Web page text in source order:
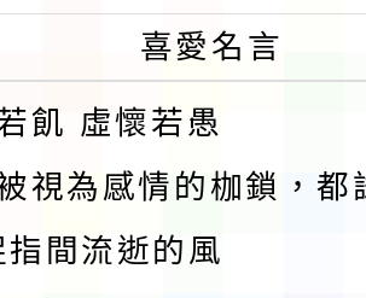
喜愛名言
飢 虛懷若愚
視為感情的枷鎖，都
間流逝的風